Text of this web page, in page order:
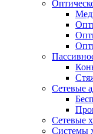
Сетевые
Сетевые
Системы